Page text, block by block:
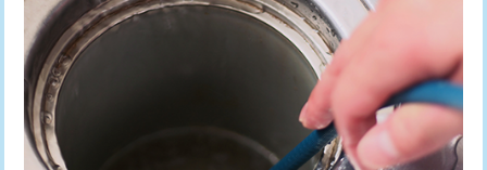
管・ポリ管・HT管使用/3ｍまで)
給水管工事※（ライニング鋼管・銅
管・ポリ管・HT管使用/3ｍ超え)
+8,800円
排水管工事（土の掘削・埋め戻し作
業）
11,000円~
追加トーラー機使用/3m超え +3,300円
カメラ調査 33,000円
桝清掃 8,800円
止水・漏水調査・防水処理・清掃・修
理・調整・分解・加工など（軽作業）
11,000円